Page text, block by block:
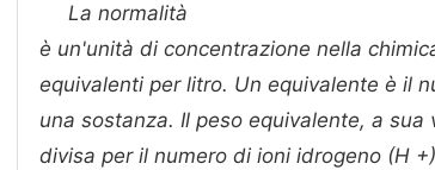
La normalità
è un'unità di concentrazione nella
equivalenti per litro. Un equivalente è il
una sostanza. Il peso equivalente, a
divisa per il numero di ioni idrogeno (H